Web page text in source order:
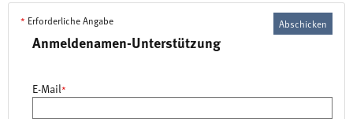
Abschicken
* Erforderliche Angabe
Anmeldenamen-Unterstützung
E-Mail*